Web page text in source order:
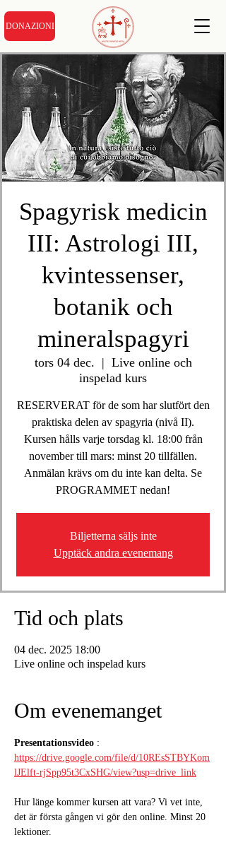
DONAZIONI
Spagyrisk medicin
III: Astrologi III,
kvintessenser,
botanik och
mineralspagyri
tors 04 dec.
  |
Live online och
inspelad kurs
RESERVERAT för de som har slutfört den
praktiska delen av spagyria (nivå II).
Kursen hålls varje torsdag kl. 18:00 från
november till mars: minst 20 tillfällen.
Anmälan krävs om du inte kan delta. Se
PROGRAMMET nedan!
Biljetterna säljs inte
Upptäck andra evenemang
Tid och plats
04 dec. 2025 18:00
Live online och inspelad kurs
Om evenemanget
Presentationsvideo :
https://drive.google.com/file/d/10REsSTBYKom
lJElft-rjSpp95t3CxSHG/view?usp=drive_link
Hur länge kommer kursen att vara? Vi vet inte,
det är första gången vi gör den online. Minst 20
lektioner.